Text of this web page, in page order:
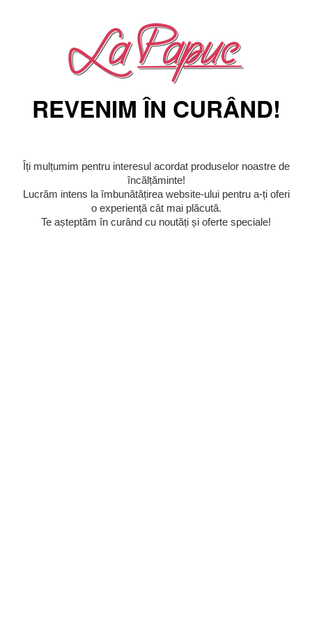
REVENIM ÎN CURÂND!
Îți mulțumim pentru interesul acordat produselor noastre de
încălțăminte!
Lucrăm intens la îmbunătățirea website-ului pentru a-ți oferi
o experiență cât mai plăcută.
Te așteptăm în curând cu noutăți și oferte speciale!